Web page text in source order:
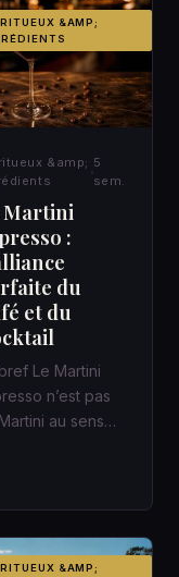
&AMP;
&amp; 5
sem.
Martini
:
du
et du
Le Martini
n’est pas
au sens
&AMP;